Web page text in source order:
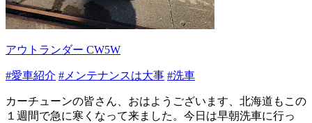
アウトランダー CW5W
#愛車紹介 #メンテナンスは大事 #洗車
カーチューンの皆さん、おはようございます、北海道もこの
１週間で急に寒くなって来ました。今日は早朝洗車に行っ